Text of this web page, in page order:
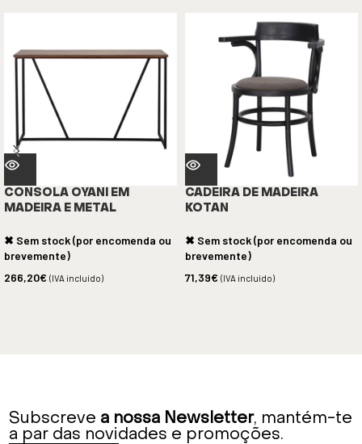
CONSOLA OYANI EM
MADEIRA E METAL
✖ Sem stock (por encomenda ou
brevemente)
266,20€ (IVA incluído)
CADEIRA DE MADEIRA
KOTAN
✖ Sem stock (por encomenda ou
brevemente)
71,39€ (IVA incluído)
Subscreve a nossa Newsletter, mantém-te
a par das novidades e promoções.